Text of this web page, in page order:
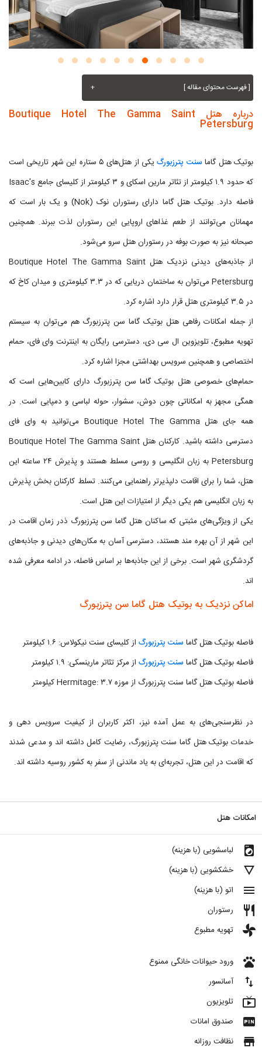
[ فهرست محتوای مقاله ] +
درباره هتل Boutique Hotel The Gamma Saint
Petersburg
بوتیک هتل گاما سنت پترزبورگ
یکی از هتل‌های ۵ ستاره این شهر تاریخی است
که حدود ۱.۹ کیلومتر از تئاتر مارین اسکای و ۳ کیلومتر از کلیسای جامع Isaac's
فاصله دارد. بوتیک هتل گاما دارای رستوران نوک (Nok) و یک بار است که
مهمانان می‌توانند از طعم غذاهای اروپایی این رستوران لذت ببرند. همچنین
صبحانه نیز به صورت بوفه در رستوران هتل سرو می‌شود.
از جاذبه‌های دیدنی نزدیک هتل Boutique Hotel The Gamma Saint
Petersburg می‌توان به ساختمان دریایی که در ۳.۳ کیلومتری و میدان کاخ که
در ۳.۵ کیلومتری هتل قرار دارد اشاره کرد.
از جمله امکانات رفاهی هتل بوتیک گاما سن پترزبورگ هم می‌توان به سیستم
تهویه مطبوع، تلویزوین ال سی دی، دسترسی رایگان به اینترنت وای فای، حمام
اختصاصی و همچنین سرویس بهداشتی مجزا اشاره کرد.
حمام‌های خصوصی هتل بوتیک گاما سن پترزبورگ دارای کابین‌هایی است که
همگی مجهز به امکاناتی چون دوش، سشوار، حوله لباسی و دمپایی است. در
همه جای هتل Boutique Hotel The Gamma می‌توانید به وای فای
دسترسی داشته باشید. کارکنان هتل Boutique Hotel The Gamma Saint
Petersburg به زبان انگلیسی و روسی مسلط هستند و پذیرش ۲۴ ساعته این
هتل، شما را برای اقامت دلپذیرتر راهنمایی می‌کنند. تسلط کارکنان بخش پذیرش
به زبان انگلیسی هم یکی دیگر از امتیازات این هتل است.
یکی از ویژگی‌های مثبتی که ساکنان هتل گاما سن پترزبورگ ذدر زمان اقامت در
این شهر از آن بهره مند هستند، دسترسی آسان به مکان‌های دیدنی و جاذبه‌های
گردشگری شهر است. برخی از این جاذبه‌ها بر اساس فاصله، در ادامه معرفی شده
اند.
اماکن نزدیک به بوتیک هتل گاما سن پترزبورگ
فاصله بوتیک هتل گاما سنت پترزبورگ از کلیسای سنت نیکولاس: ۱.۶ کیلومتر
فاصله بوتیک هتل گاما سنت پترزبورگ از مرکز تئاتر مارینسکی: ۱.۹ کیلومتر
فاصله بوتیک هتل گاما سنت پترزبورگ از موزه Hermitage: ۳.۷ کیلومتر
در نظرسنجی‌های به عمل آمده نیز، اکثر کاربران از کیفیت سرویس دهی و
خدمات بوتیک هتل گاما سنت پترزبورگ، رضایت کامل داشته اند و مدعی شدند
که اقامت در این هتل، تجربه‌ای به یاد ماندنی از سفر به کشور روسیه داشته اند.
امکانات هتل
local_laundry_service لباسشویی (با هزینه)
details خشکشویی (با هزینه)
menu اتو (با هزینه)
restaurant رستوران
toys تهویه مطبوع
pets ورود حیوانات خانگی ممنوع
import_export آسانسور
live_tv تلویزیون
fiber_pin صندوق امانات
store نظافت روزانه